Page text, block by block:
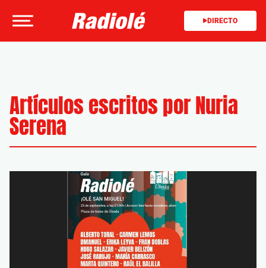
DIRECTO
Artículos escritos por Nuria
Serena